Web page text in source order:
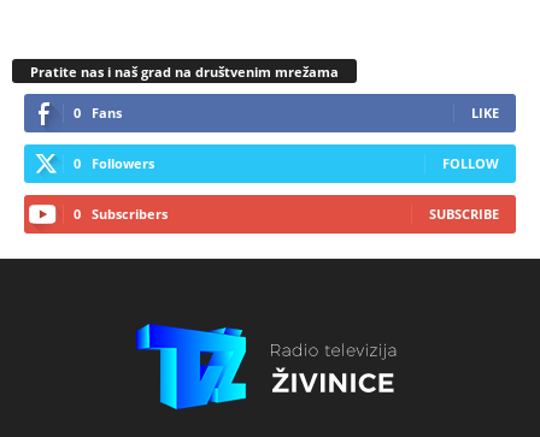
Pratite nas i naš grad na društvenim mrežama
0 Fans LIKE
0 Followers FOLLOW
0 Subscribers SUBSCRIBE